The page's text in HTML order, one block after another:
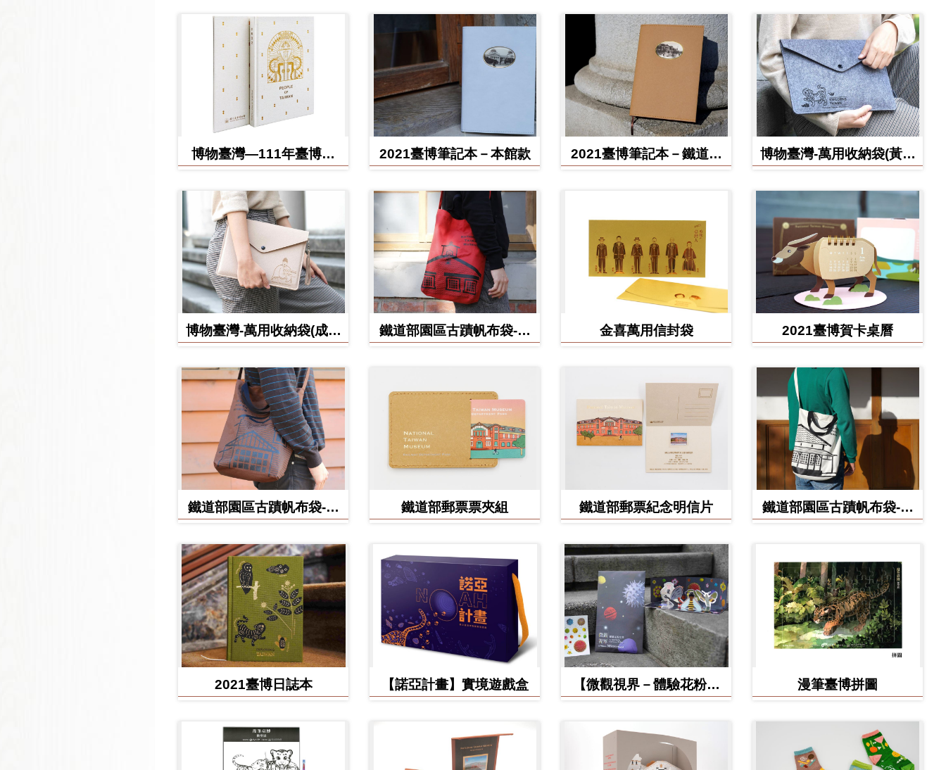
博物臺灣—111年臺博館
2021臺博筆記本－本館款
2021臺博筆記本－鐵道部
博物臺灣-萬用收納袋(黃虎
博物臺灣-萬用收納袋(成功
鐵道部園區古蹟帆布袋-電
金喜萬用信封袋 2021臺博賀卡桌曆
鐵道部園區古蹟帆布袋-食
鐵道部郵票票夾組 鐵道部郵票紀念明信片
鐵道部園區古蹟帆布袋-工
2021臺博日誌本 【諾亞計畫】實境遊戲盒
【微觀視界－體驗花粉之
漫筆臺博拼圖